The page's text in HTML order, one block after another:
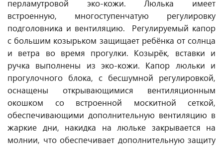
перламутровой эко-кожи. Люлька имеет
встроенную, многоступенчатую регулировку
подголовника и вентиляцию. Регулируемый капор
с большим козырьком защищает ребёнка от солнца
и ветра во время прогулки. Козырёк, вставки и
ручка выполнены из эко-кожи. Капор люльки и
прогулочного блока, с бесшумной регулировкой,
оснащены открывающимися вентиляционным
окошком со встроенной москитной сеткой,
обеспечивающими дополнительную вентиляцию в
жаркие дни, накидка на люльке закрывается на
молнии, что обеспечивает дополнительную защиту